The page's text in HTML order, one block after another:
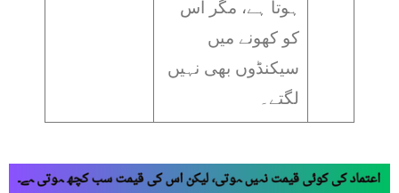
ہوتا ہے، مگر اس
کو کھونے میں
سیکنڈوں بھی نہیں
لگتے۔